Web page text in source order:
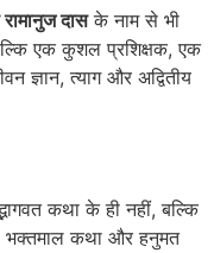
दासके नाम से भी
एक कुशल प्रशिक्षक, एक
त्याग और अद्वितीय
कथा के ही नहीं, बल्कि
भक्तमाल कथा और हनुमत